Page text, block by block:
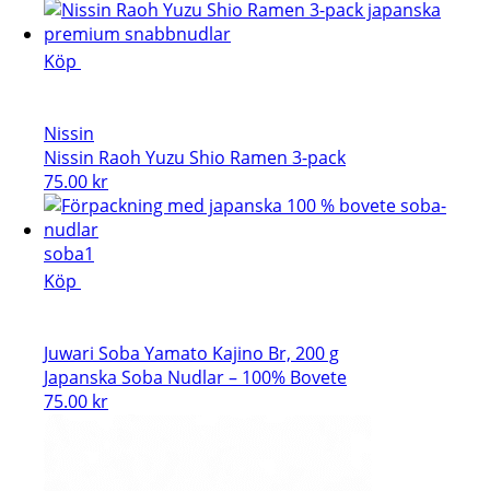
Köp
Nissin
Nissin Raoh Yuzu Shio Ramen 3-pack
75.00 kr
soba1
Köp
Juwari Soba Yamato Kajino Br, 200 g
Japanska Soba Nudlar – 100% Bovete
75.00 kr